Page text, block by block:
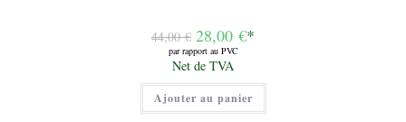
44,00€ Le
prix
initial
était :
44,00 €.
28,00 €*
par rapport au PVC
Le
prix
actuel
est :
28,00 €.
Net de TVA
Ajouter au panier